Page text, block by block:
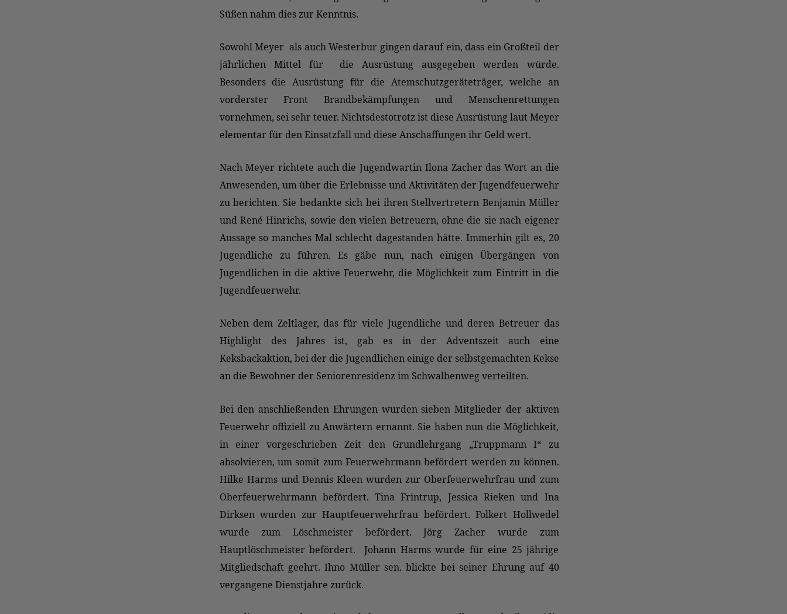
Süßen nahm dies zur Kenntnis.
Sowohl Meyer als auch Westerbur gingen darauf ein, dass ein Großteil der
jährlichen Mittel für die Ausrüstung ausgegeben werden würde.
Besonders die Ausrüstung für die Atemschutzgeräteträger, welche an
vorderster Front Brandbekämpfungen und Menschenrettungen
vornehmen, sei sehr teuer. Nichtsdestotrotz ist diese Ausrüstung laut Meyer
elementar für den Einsatzfall und diese Anschaffungen ihr Geld wert.
Nach Meyer richtete auch die Jugendwartin Ilona Zacher das Wort an die
Anwesenden, um über die Erlebnisse und Aktivitäten der Jugendfeuerwehr
zu berichten. Sie bedankte sich bei ihren Stellvertretern Benjamin Müller
und René Hinrichs, sowie den vielen Betreuern, ohne die sie nach eigener
Aussage so manches Mal schlecht dagestanden hätte. Immerhin gilt es, 20
Jugendliche zu führen. Es gäbe nun, nach einigen Übergängen von
Jugendlichen in die aktive Feuerwehr, die Möglichkeit zum Eintritt in die
Jugendfeuerwehr.
Neben dem Zeltlager, das für viele Jugendliche und deren Betreuer das
Highlight des Jahres ist, gab es in der Adventszeit auch eine
Keksbackaktion, bei der die Jugendlichen einige der selbstgemachten Kekse
an die Bewohner der Seniorenresidenz im Schwalbenweg verteilten.
Bei den anschließenden Ehrungen wurden sieben Mitglieder der aktiven
Feuerwehr offiziell zu Anwärtern ernannt. Sie haben nun die Möglichkeit,
in einer vorgeschrieben Zeit den Grundlehrgang „Truppmann I“ zu
absolvieren, um somit zum Feuerwehrmann befördert werden zu können.
Hilke Harms und Dennis Kleen wurden zur Oberfeuerwehrfrau und zum
Oberfeuerwehrmann befördert. Tina Frintrup, Jessica Rieken und Ina
Dirksen wurden zur Hauptfeuerwehrfrau befördert. Folkert Hollwedel
wurde zum Löschmeister befördert. Jörg Zacher wurde zum
Hauptlöschmeister befördert. Johann Harms wurde für eine 25 jährige
Mitgliedschaft geehrt. Ihno Müller sen. blickte bei seiner Ehrung auf 40
vergangene Dienstjahre zurück.